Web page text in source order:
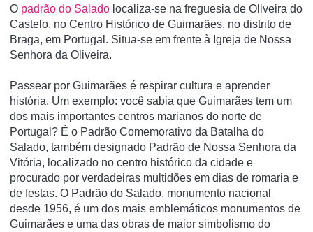
O padrão do Salado localiza-se na freguesia de Oliveira do
Castelo, no Centro Histórico de Guimarães, no distrito de
Braga, em Portugal. Situa-se em frente à Igreja de Nossa
Senhora da Oliveira.
Passear por Guimarães é respirar cultura e aprender
história. Um exemplo: você sabia que Guimarães tem um
dos mais importantes centros marianos do norte de
Portugal? É o Padrão Comemorativo da Batalha do
Salado, também designado Padrão de Nossa Senhora da
Vitória, localizado no centro histórico da cidade e
procurado por verdadeiras multidões em dias de romaria e
de festas. O Padrão do Salado, monumento nacional
desde 1956, é um dos mais emblemáticos monumentos de
Guimarães e uma das obras de maior simbolismo do